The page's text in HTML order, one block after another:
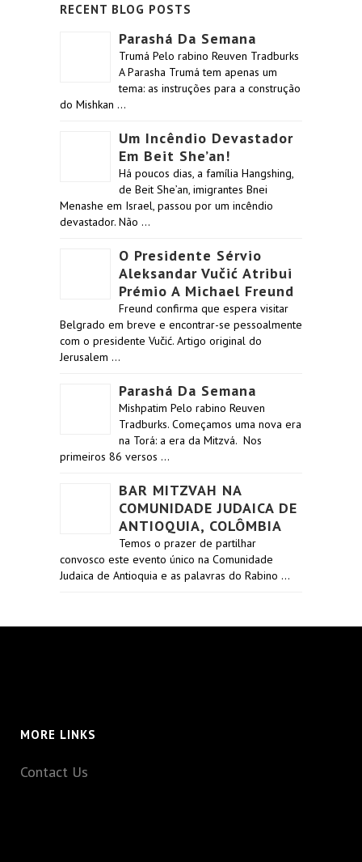
RECENT BLOG POSTS
Parashá Da Semana
Trumá Pelo rabino Reuven Tradburks
A Parasha Trumá tem apenas um
tema: as instruções para a construção
do Mishkan …
Um Incêndio Devastador
Em Beit She’an!
Há poucos dias, a família Hangshing,
de Beit She’an, imigrantes Bnei
Menashe em Israel, passou por um incêndio
devastador. Não …
O Presidente Sérvio
Aleksandar Vučić Atribui
Prémio A Michael Freund
Freund confirma que espera visitar
Belgrado em breve e encontrar-se pessoalmente
com o presidente Vučić. Artigo original do
Jerusalem …
Parashá Da Semana
Mishpatim Pelo rabino Reuven
Tradburks. Começamos uma nova era
na Torá: a era da Mitzvá. Nos
primeiros 86 versos …
BAR MITZVAH NA
COMUNIDADE JUDAICA DE
ANTIOQUIA, COLÔMBIA
Temos o prazer de partilhar
convosco este evento único na Comunidade
Judaica de Antioquia e as palavras do Rabino …
MORE LINKS
Contact Us